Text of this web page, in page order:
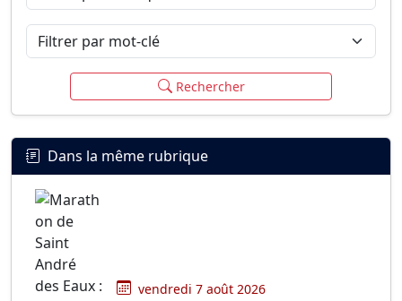
Filtrer par mot-clé
Rechercher
Dans la même rubrique
vendredi 7 août 2026